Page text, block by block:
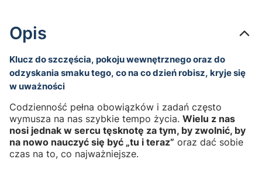
Opis
Klucz do szczęścia, pokoju wewnętrznego oraz do
odzyskania smaku tego, co na co dzień robisz, kryje się
w uważności
Codzienność pełna obowiązków i zadań często
wymusza na nas szybkie tempo życia. Wielu z nas
nosi jednak w sercu tęsknotę za tym, by zwolnić, by
na nowo nauczyć się być „tu i teraz” oraz dać sobie
czas na to, co najważniejsze.